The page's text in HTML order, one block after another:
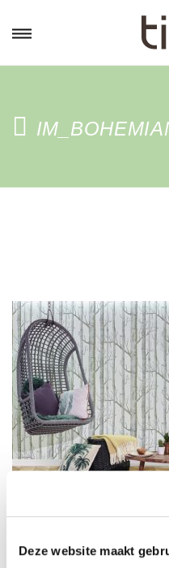
Deze website maakt